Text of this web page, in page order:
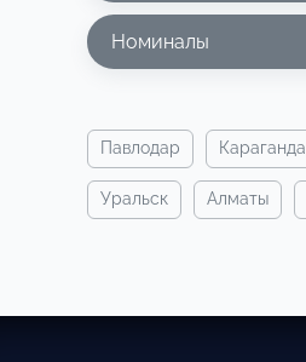
Номиналы
павлодар караганда
уральск алматы